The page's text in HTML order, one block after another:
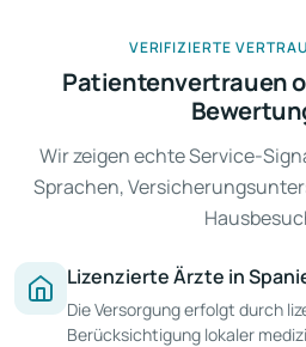
VERIFIZIERTE
Patientenvertrauen
Wir zeigen echte Service-
Sprachen,
Lizenzierte Ärzte in
Die Versorgung erfolgt durch
Berücksichtigung lokaler